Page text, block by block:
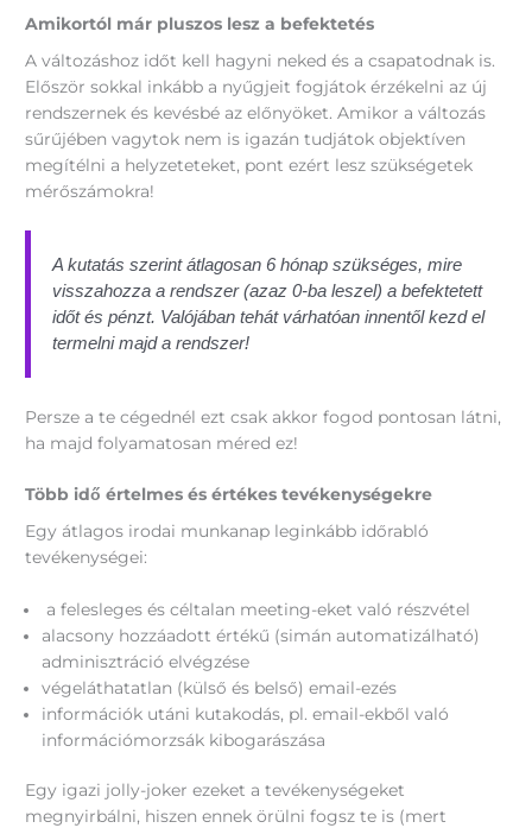
Amikortól már pluszos lesz a befektetés
A változáshoz időt kell hagyni neked és a csapatodnak is.
Először sokkal inkább a nyűgjeit fogjátok érzékelni az új
rendszernek és kevésbé az előnyöket. Amikor a változás
sűrűjében vagytok nem is igazán tudjátok objektíven
megítélni a helyzeteteket, pont ezért lesz szükségetek
mérőszámokra!
A kutatás szerint átlagosan 6 hónap szükséges, mire
visszahozza a rendszer (azaz 0-ba leszel) a befektetett
időt és pénzt. Valójában tehát várhatóan innentől kezd el
termelni majd a rendszer!
Persze a te cégednél ezt csak akkor fogod pontosan látni,
ha majd folyamatosan méred ez!
Több idő értelmes és értékes tevékenységekre
Egy átlagos irodai munkanap leginkább időrabló
tevékenységei:
a felesleges és céltalan meeting-eket való részvétel
alacsony hozzáadott értékű (simán automatizálható)
adminisztráció elvégzése
végeláthatatlan (külső és belső) email-ezés
információk utáni kutakodás, pl. email-ekből való
információmorzsák kibogarászása
Egy igazi jolly-joker ezeket a tevékenységeket
megnyirbálni, hiszen ennek örülni fogsz te is (mert